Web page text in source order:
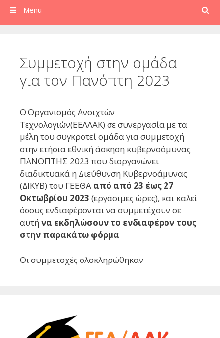
Search
Menu
Συμμετοχή στην ομάδα
για τον Πανόπτη 2023
Ο Οργανισμός Ανοιχτών
Τεχνολογιών(ΕΕΛΛΑΚ) σε συνεργασία με τα
μέλη του συγκροτεί ομάδα για συμμετοχή
στην ετήσια εθνική άσκηση κυβερνοάμυνας
ΠΑΝΟΠΤΗΣ 2023 που διοργανώνει
διαδικτυακά η Διεύθυνση Κυβερνοάμυνας
(ΔΙΚΥΒ) του ΓΕΕΘΑ από από 23 έως 27
Οκτωβρίου 2023 (εργάσιμες ώρες), και καλεί
όσους ενδιαφέρονται να συμμετέχουν σε
αυτή να εκδηλώσουν το ενδιαφέρον τους
στην παρακάτω φόρμα
Οι συμμετοχές ολοκληρώθηκαν